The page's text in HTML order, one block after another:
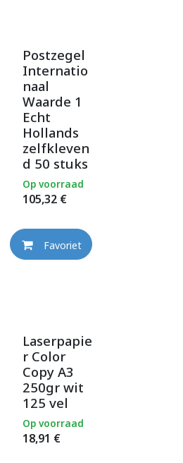
Postzegel
Internatio
naal
Waarde 1
Echt
Hollands
zelfkleven
d 50 stuks
105,32€
Op voorraad
Favoriet
Laserpapie
r Color
Copy A3
250gr wit
125 vel
18,91 €
Op voorraad